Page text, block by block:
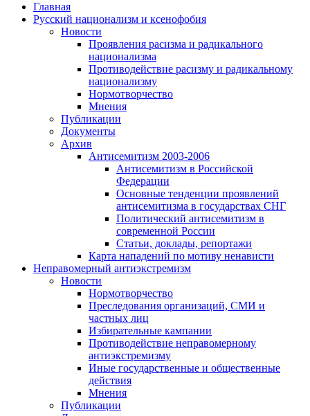
Главная
Русский национализм и ксенофобия
Новости
Проявления расизма и радикального
национализма
Противодействие расизму и радикальному
национализму
Нормотворчество
Мнения
Публикации
Документы
Архив
Антисемитизм 2003-2006
Антисемитизм в Российской
Федерации
Основные тенденции проявлений
антисемитизма в государствах СНГ
Политический антисемитизм в
современной России
Статьи, доклады, репортажи
Карта нападений по мотиву ненависти
Неправомерный антиэкстремизм
Новости
Нормотворчество
Преследования организаций, СМИ и
частных лиц
Избирательные кампании
Противодействие неправомерному
антиэкстремизму
Иные государственные и общественные
действия
Мнения
Публикации